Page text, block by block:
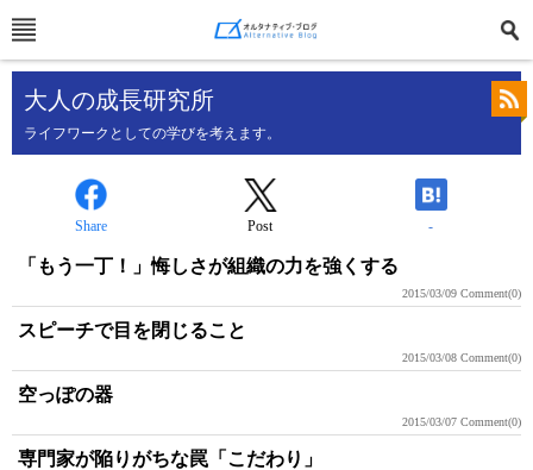
大人の成長研究所
ライフワークとしての学びを考えます。
Share Post -
「もう一丁！」悔しさが組織の力を強くする
2015/03/09 Comment(0)
スピーチで目を閉じること
2015/03/08 Comment(0)
空っぽの器
2015/03/07 Comment(0)
専門家が陥りがちな罠「こだわり」